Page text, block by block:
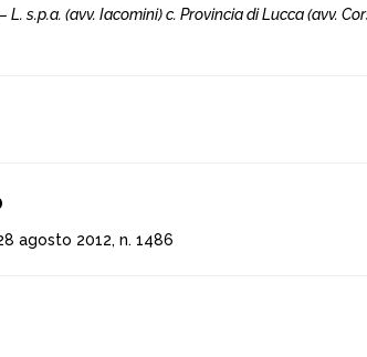
L. s.p.a. (avv. Iacomini) c. Provincia di Lucca (avv.
agosto 2012, n. 1486